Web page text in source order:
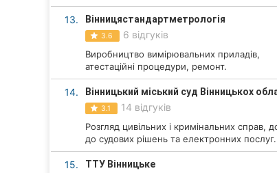
13. Вінницястандартметрологія
3.6 6 відгуків
Виробництво вимірювальних приладів,
атестаційні процедури, ремонт.
14. Вінницький міський суд Вінницькох
3.1 14 відгуків
Розгляд цивільних і кримінальних справ,
до судових рішень та електронних послуг.
15. ТТУ Вінницьке